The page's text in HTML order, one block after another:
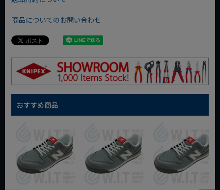
商品についてのお問い合わせ
おすすめ商品